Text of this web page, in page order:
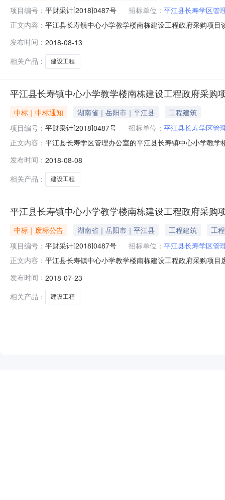
项目编号： 平财采计[2018]0487号 招标单位： 平江县长寿学区管
正文内容： 平江县长寿镇中心小学教学楼南栋建设工程政府采购项
金额：1447300.00元。二、编号：1、政府采购计划编
（）
发布时间： 2018-08-13
相关产品：
建设工程
平江县长寿镇中心小学教学楼南栋建设工程政府采购
中标｜中标通知 湖南省｜岳阳市｜平江县
工程建筑
项目编号： 平财采计[2018]0487号 招标单位： 平江县长寿学区管
正文内容： 平江县长寿学区管理办公室的平江县长寿镇中心小学教
号：GDTP2018-078三、邀请供应商的情况1、供应商产
意见评审
发布时间： 2018-08-08
相关产品：
建设工程
平江县长寿镇中心小学教学楼南栋建设工程政府采购
中标｜废标公告 湖南省｜岳阳市｜平江县 工程建筑
工程
项目编号： 平财采计[2018]0487号 招标单位： 平江县长寿学区管
正文内容： 平江县长寿镇中心小学教学楼南栋建设工程政府采购项
府采购项目2、委托代理编号：GDTP2018-0783、政府
发布时间： 2018-07-23
相关产品：
建设工程